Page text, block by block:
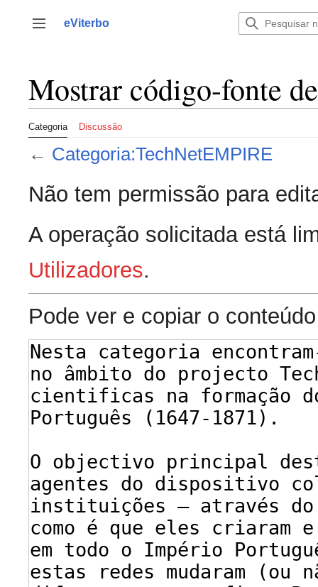
para
Alternar barra lateral
eViterbo
Mostrar código-fonte
Categoria Discussão
← Categoria:TechNetEMPIRE
Não tem permissão para
A operação solicitada está
Utilizadores.
Pode ver e copiar o